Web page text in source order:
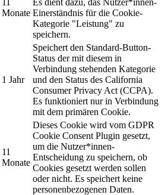
Monate Einerständnis für die Cookie-
Kategorie "Leistung" zu
speichern.
1 Jahr
Speichert den Standard-Button-
Status der mit diesem in
Verbindung stehenden Kategorie
und den Status des California
Consumer Privacy Act (CCPA).
Es funktioniert nur in Verbindung
mit dem primären Cookie.
11
Monate
Dieses Cookie wird vom GDPR
Cookie Consent Plugin gesetzt,
um die Nutzer*innen-
Entscheidung zu speichern, ob
Cookies gesetzt werden sollen
oder nicht. Es speichert keine
personenbezogenen Daten.